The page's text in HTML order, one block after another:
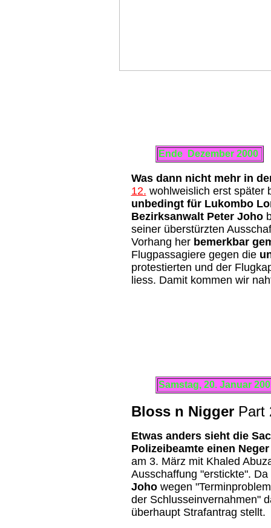
Ende Dezember 2000
Was dann nicht mehr in
12. wohlweislich erst später
unbedingt für Lukombo
Bezirksanwalt Peter Joho
seiner überstürzten
Vorhang her bemerkbar
Flugpassagiere gegen die
protestierten und der
liess. Damit kommen wir
Samstag, 20. Januar
Bloss n Nigger Part
Etwas anders sieht die
Polizeibeamte einen
am 3. März mit Khaled
Ausschaffung "erstickte".
Johowegen
der Schlusseinvernahmen"
überhaupt Strafantrag stellt.